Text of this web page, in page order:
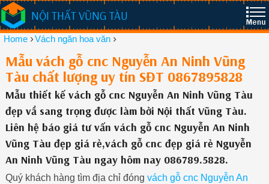
NỘI THẤT VŨNG TÀU
Home ›Vách ngăn hoa văn ›
Mẫu vách gỗ cnc Nguyễn An Ninh Vũng
Tàu chất lượng uy tín SĐT 0867895828
Mẫu thiết kế vách gỗ cnc Nguyễn An Ninh Vũng Tàu
đẹp vầ sang trọng được làm bởi Nội thất Vũng Tàu.
Liên hệ báo giá tư vấn vách gỗ cnc Nguyễn An Ninh
Vũng Tàu đẹp giá rẻ,vách gỗ cnc đẹp giá rẻ Nguyễn
An Ninh Vũng Tàu ngay hôm nay 086789.5828.
Quý khách hàng tìm địa chỉ đóng vách gỗ cnc Nguyễn An